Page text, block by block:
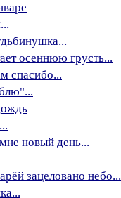
осеннюю грусть...
спасибо...
новый день...
зацеловано небо...